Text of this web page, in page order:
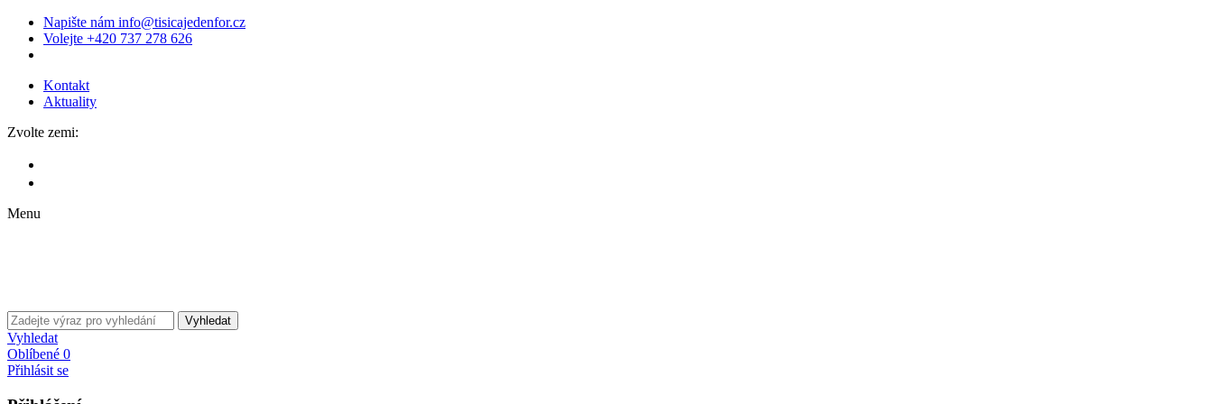
Napište nám info@tisicajedenfor.cz
Volejte +420 737 278 626
Kontakt
Aktuality
Zvolte zemi:
Menu
Vyhledat
Vyhledat
Oblíbené 0
Přihlásit se